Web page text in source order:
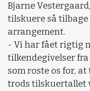
Bjarne
tilskuere så
arrangement.
- Vi har fået rigtig
tilkendegivelser
som roste os for,
trods tilskuertallet